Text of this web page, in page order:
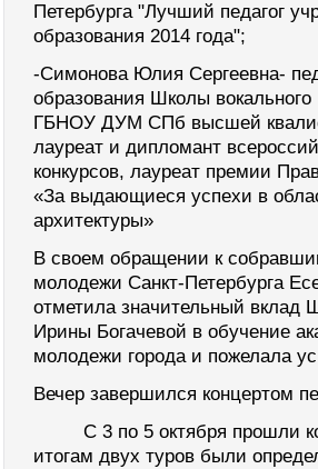
Петербурга "Лучший педагог
образования 2014 года";
-Симонова Юлия Сергеевна-
образования Школы
ГБНОУ ДУМ СПб высшей
лауреат и дипломант
конкурсов, лауреат премии
«За выдающиеся успехи в
архитектуры»
В своем обращении к
молодежи Санкт-Петербурга
отметила значительный вклад
Ирины Богачевой в обучение
молодежи города и пожелала
Вечер завершился концертом
С 3 по 5 октября прошли
итогам двух туров были